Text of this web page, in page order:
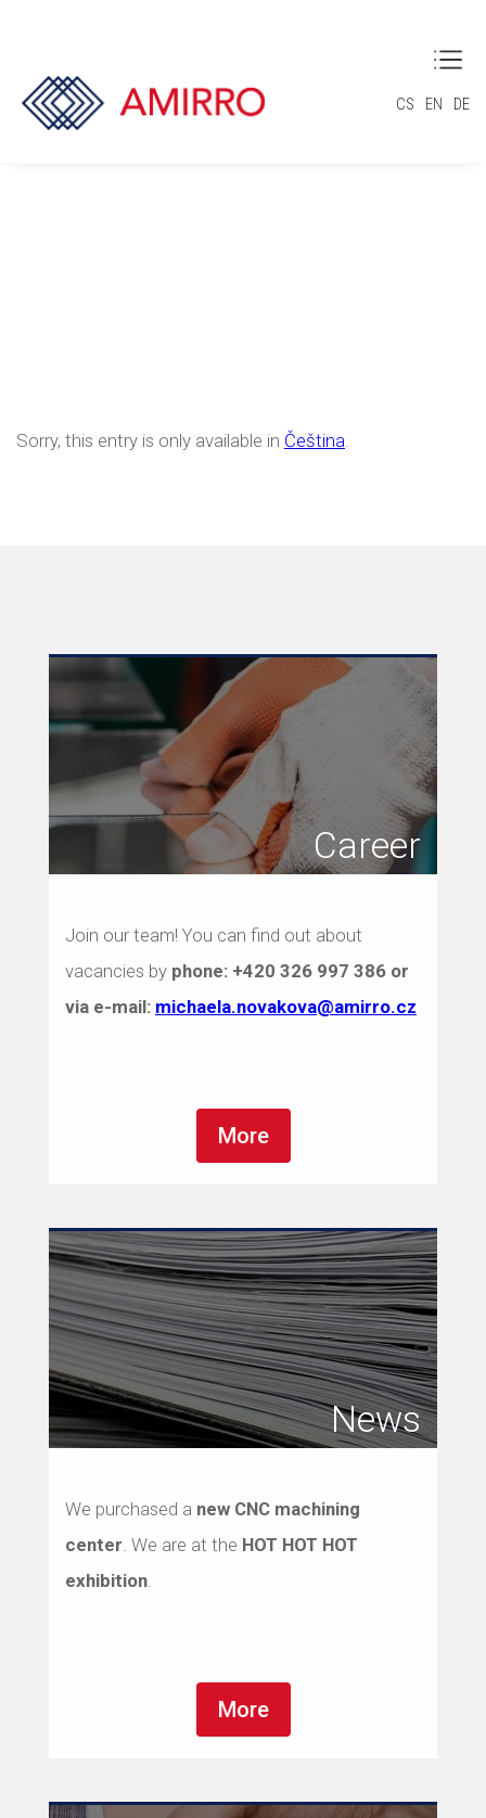
CS EN DE
Sorry, this entry is only available in Čeština.
Career
Join our team! You can find out about
vacancies by phone: +420 326 997 386 or
via e-mail: michaela.novakova@amirro.cz
More
News
We purchased a new CNC machining
center . We are at the HOT HOT HOT
exhibition
More